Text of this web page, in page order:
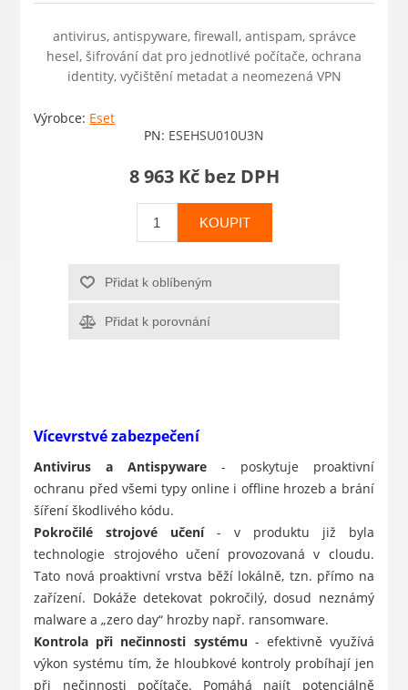
antivirus, antispyware, firewall, antispam, správce
hesel, šifrování dat pro jednotlivé počítače, ochrana
identity, vyčištění metadat a neomezená VPN
Výrobce: Eset
PN: ESEHSU010U3N
8 963 Kč bez DPH
KOUPIT
Přidat k oblíbeným
Přidat k porovnání
Vícevrstvé zabezpečení
Antivirus a Antispyware - poskytuje proaktivní
ochranu před všemi typy online i offline hrozeb a brání
šíření škodlivého kódu.
Pokročilé strojové učení- v produktu již byla
technologie strojového učení provozovaná v cloudu.
Tato nová proaktivní vrstva běží lokálně, tzn. přímo na
zařízení. Dokáže detekovat pokročilý, dosud neznámý
malware a „zero day“ hrozby např. ransomware.
Kontrola při nečinnosti systému - efektivně využívá
výkon systému tím, že hloubkové kontroly probíhají jen
při nečinnosti počítače. Pomáhá najít potenciálně